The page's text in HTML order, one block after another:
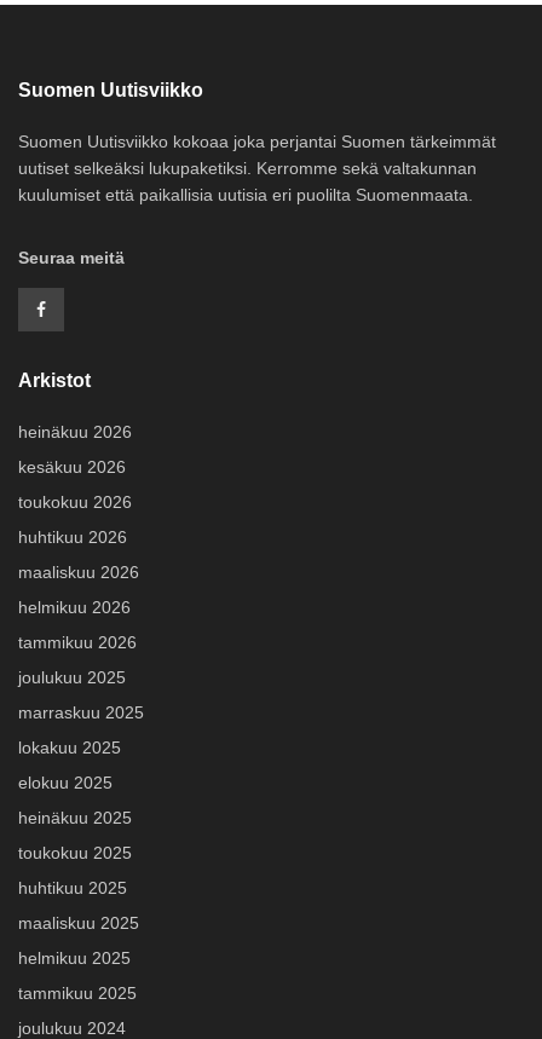
Suomen Uutisviikko
Suomen Uutisviikko kokoaa joka perjantai Suomen tärkeimmät
uutiset selkeäksi lukupaketiksi. Kerromme sekä valtakunnan
kuulumiset että paikallisia uutisia eri puolilta Suomenmaata.
Seuraa meitä
Arkistot
heinäkuu 2026
kesäkuu 2026
toukokuu 2026
huhtikuu 2026
maaliskuu 2026
helmikuu 2026
tammikuu 2026
joulukuu 2025
marraskuu 2025
lokakuu 2025
elokuu 2025
heinäkuu 2025
toukokuu 2025
huhtikuu 2025
maaliskuu 2025
helmikuu 2025
tammikuu 2025
joulukuu 2024